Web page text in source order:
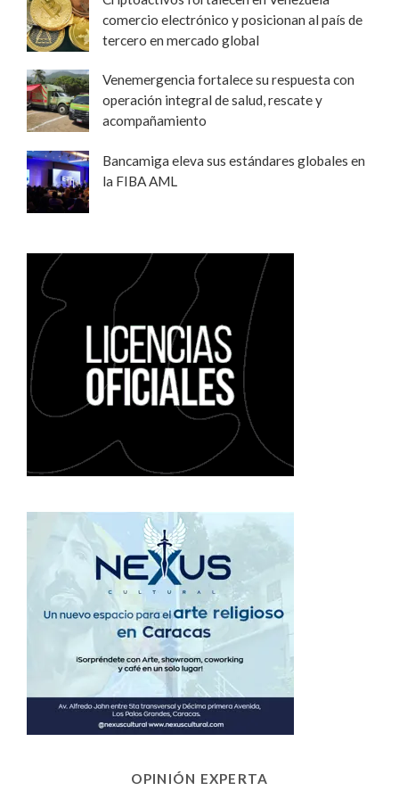
comercio electrónico y posicionan al país de
tercero en mercado global
Venemergencia fortalece su respuesta con
operación integral de salud, rescate y
acompañamiento
Bancamiga eleva sus estándares globales en
la FIBA AML
OPINIÓN EXPERTA